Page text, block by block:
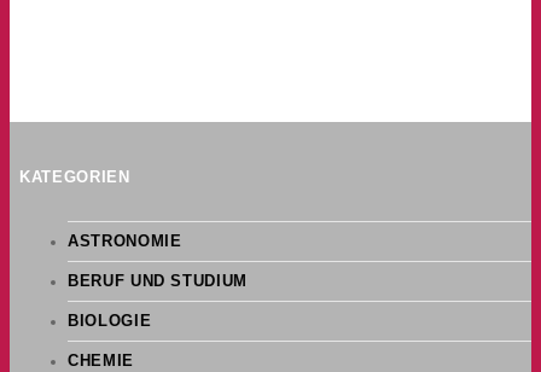
KATEGORIEN
ASTRONOMIE
BERUF UND STUDIUM
BIOLOGIE
CHEMIE